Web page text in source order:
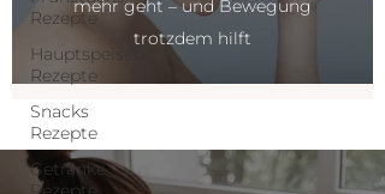
Rezepte
Hauptspeisen
Rezepte
Snacks
Rezepte
Getränke
mehr geht – und Bewegung
trotzdem hilft